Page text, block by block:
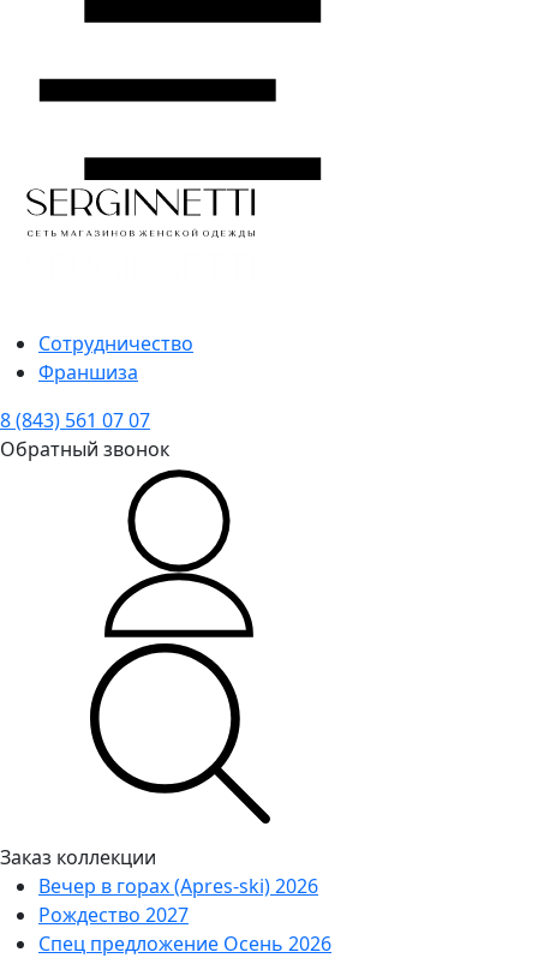
Сотрудничество
Франшиза
8 (843) 561 07 07
Обратный звонок
Заказ коллекции
Вечер в горах (Apres-ski) 2026
Рождество 2027
Спец предложение Осень 2026